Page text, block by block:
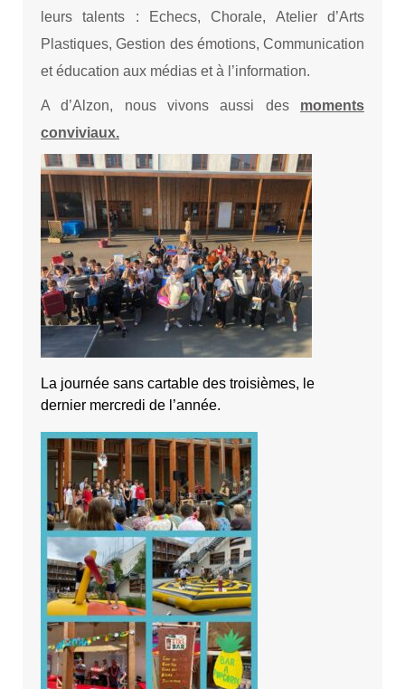
leurs talents : Echecs, Chorale, Atelier d’Arts
Plastiques, Gestion des émotions, Communication
et éducation aux médias et à l’information.
A d’Alzon, nous vivons aussi des moments
conviviaux.
La journée sans cartable des troisièmes, le
dernier mercredi de l’année.